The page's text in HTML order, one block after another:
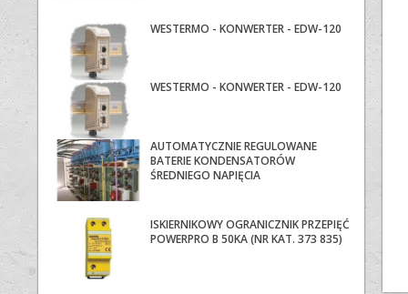
WESTERMO - KONWERTER - EDW-120
WESTERMO - KONWERTER - EDW-120
AUTOMATYCZNIE REGULOWANE
BATERIE KONDENSATORÓW
ŚREDNIEGO NAPIĘCIA
ISKIERNIKOWY OGRANICZNIK PRZEPIĘĆ
POWERPRO B 50KA (NR KAT. 373 835)